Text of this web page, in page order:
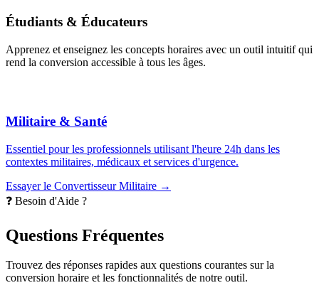
Étudiants & Éducateurs
Apprenez et enseignez les concepts horaires avec un outil intuitif qui
rend la conversion accessible à tous les âges.
Militaire & Santé
Essentiel pour les professionnels utilisant l'heure 24h dans les
contextes militaires, médicaux et services d'urgence.
Essayer le Convertisseur Militaire →
❓ Besoin d'Aide ?
Questions Fréquentes
Trouvez des réponses rapides aux questions courantes sur la
conversion horaire et les fonctionnalités de notre outil.